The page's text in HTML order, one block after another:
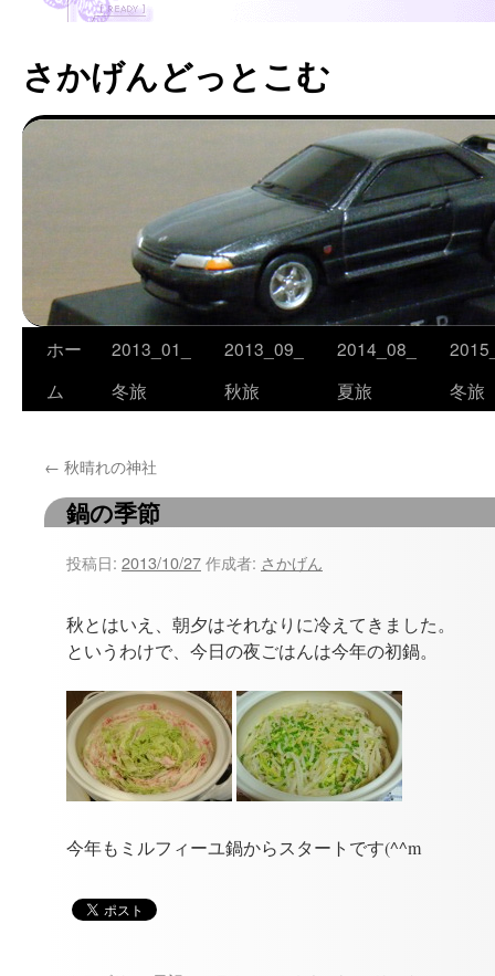
さかげんどっとこむ
コ
ン
ツ
ホー
ム
2013_01_
冬旅
2013_09_
秋旅
2014_08_
夏旅
冬旅
← 秋晴れの神社
鍋の季節
投稿日: 2013/10/27作成者: さかげん
秋とはいえ、朝夕はそれなりに冷えてきました。
というわけで、今日の夜ごはんは今年の初鍋。
今年もミルフィーユ鍋からスタートです(^^m